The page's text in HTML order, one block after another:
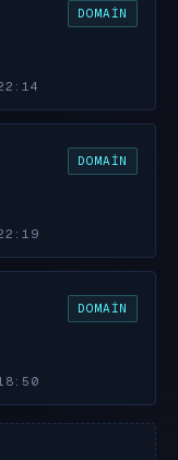
DOMAIN
DOMAIN
DOMAIN